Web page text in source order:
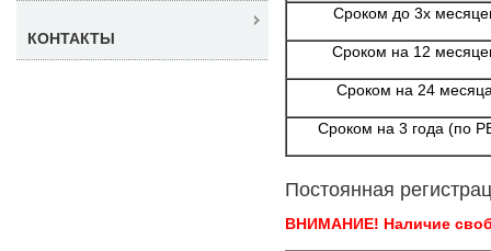
Сроком до 3х
Сроком на 12
Сроком на 24
Сроком на 3 года (по
Постоянная
ВНИМАНИЕ! Наличие
КОНТАКТЫ